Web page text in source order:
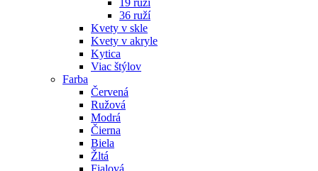
19 ruží
36 ruží
Kvety v skle
Kvety v akryle
Kytica
Viac štýlov
Farba
Červená
Ružová
Modrá
Čierna
Biela
Žltá
Fialová